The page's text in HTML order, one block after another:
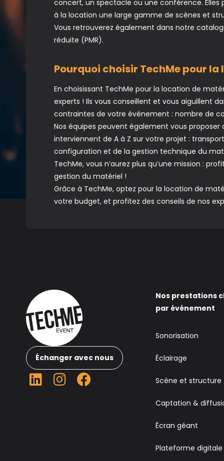
concert, un spectacle ou une conférence.
à la location une large gamme de scènes et
Vous retrouverez également dans notre
réduite (PMR).
Pourquoi choisir TechMe pour
En choisissant TechMe pour la location de
experts ! Ils vous conseillent et vous aiguillent
contraintes de votre événement : nombre de
Nos équipes peuvent également vous
interviennent de A à Z sur votre projet :
configuration et de la gestion technique du
TechMe, vous n’aurez plus qu’une mission :
gestion du matériel !
Grâce à TechMe, optez pour la location de
votre budget, et profitez des conseils de nos
Échanger avec nous
Nos prestations
par événement
Sonorisation
Éclairage
Scène et structure
Captation &
Écran géant
Plateforme digitale